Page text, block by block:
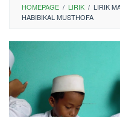
HOMEPAGE / LIRIK / LIRIK
HABIBIKAL MUSTHOFA